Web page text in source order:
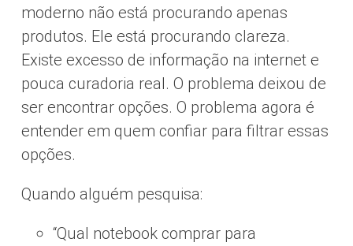
moderno não está procurando apenas
produtos. Ele está procurando clareza.
Existe excesso de informação na internet e
pouca curadoria real. O problema deixou de
ser encontrar opções. O problema agora é
entender em quem confiar para filtrar essas
opções.
Quando alguém pesquisa:
“Qual notebook comprar para